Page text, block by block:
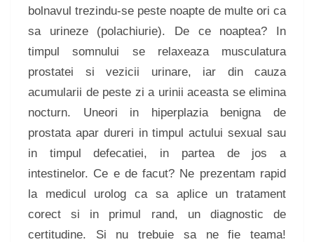
bolnavul trezindu-se peste noapte de multe ori ca
sa urineze (polachiurie). De ce noaptea? In
timpul somnului se relaxeaza musculatura
prostatei si vezicii urinare, iar din cauza
acumularii de peste zi a urinii aceasta se elimina
nocturn. Uneori in hiperplazia benigna de
prostata apar dureri in timpul actului sexual sau
in timpul defecatiei, in partea de jos a
intestinelor. Ce e de facut? Ne prezentam rapid
la medicul urolog ca sa aplice un tratament
corect si in primul rand, un diagnostic de
certitudine. Si nu trebuie sa ne fie teama!